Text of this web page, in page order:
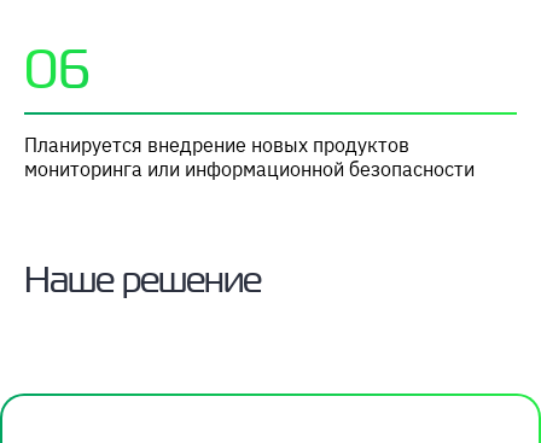
06
Планируется внедрение новых продуктов
мониторинга или информационной безопасности
Наше решение